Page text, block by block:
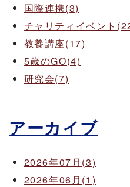
国際連携(3)
チャリティイベント
教養講座(17)
5歳のGO(4)
研究会(7)
アーカイブ
2026年07月(3)
2026年06月(1)